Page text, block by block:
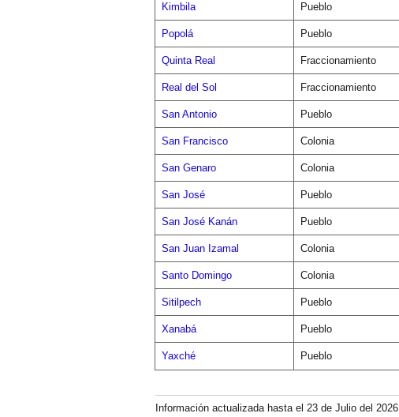
Kimbila Pueblo
Popolá Pueblo
Quinta Real Fraccionamiento
Real del Sol Fraccionamiento
San Antonio Pueblo
San Francisco Colonia
San Genaro Colonia
San José Pueblo
San José Kanán Pueblo
San Juan Izamal Colonia
Santo Domingo Colonia
Sitilpech Pueblo
Xanabá Pueblo
Yaxché Pueblo
Información actualizada hasta el 23 de Julio del 2026.